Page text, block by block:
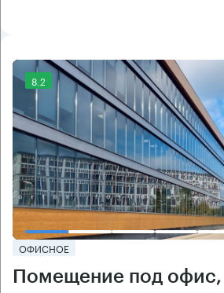
8.2
ОФИСНОЕ
Помещение под офис,